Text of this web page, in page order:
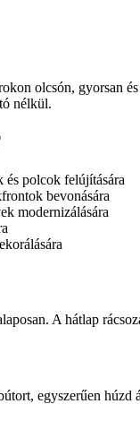
olcsón, gyorsan
nélkül.
és polcok felújítására
bevonására
modernizálására
A hátlap
egyszerűen húzd